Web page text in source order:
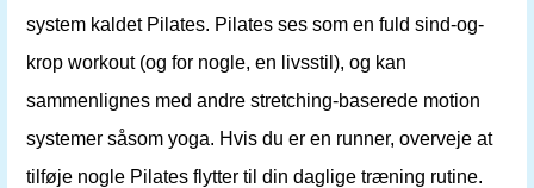
system kaldet Pilates. Pilates ses som en fuld sind-og-
krop workout (og for nogle, en livsstil), og kan
sammenlignes med andre stretching-baserede motion
systemer såsom yoga. Hvis du er en runner, overveje at
tilføje nogle Pilates flytter til din daglige træning rutine.